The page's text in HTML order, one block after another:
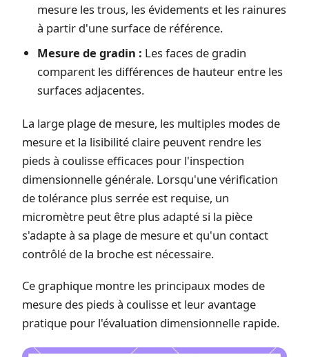
mesure les trous, les évidements et les rainures
à partir d'une surface de référence.
Mesure de gradin : Les faces de gradin
comparent les différences de hauteur entre les
surfaces adjacentes.
La large plage de mesure, les multiples modes de
mesure et la lisibilité claire peuvent rendre les
pieds à coulisse efficaces pour l'inspection
dimensionnelle générale. Lorsqu'une vérification
de tolérance plus serrée est requise, un
micromètre peut être plus adapté si la pièce
s'adapte à sa plage de mesure et qu'un contact
contrôlé de la broche est nécessaire.
Ce graphique montre les principaux modes de
mesure des pieds à coulisse et leur avantage
pratique pour l'évaluation dimensionnelle rapide.